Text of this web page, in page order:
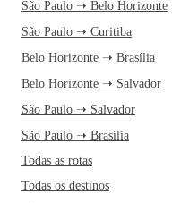
São Paulo ➝ Belo Horizonte
São Paulo ➝ Curitiba
Belo Horizonte ➝ Brasília
Belo Horizonte ➝ Salvador
São Paulo ➝ Salvador
São Paulo ➝ Brasília
Todas as rotas
Todas os destinos